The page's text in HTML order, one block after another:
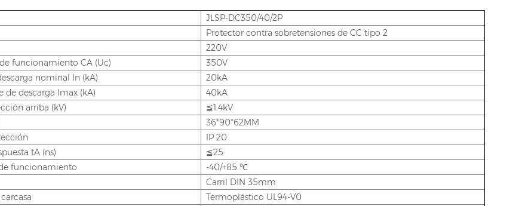
JLSP-DC350/40/2P
Protector contra sobretensiones de CC tipo 2
220V
funcionamiento CA (Uc)
350V
nominal In (kA)
20kA
de descarga Imax (kA)
40kA
arriba (kV)
≦1.4kV
36*90*62MM
IP 20
tA (ns)
≦25
funcionamiento
-40/+85 ℃
Carril DIN 35mm
Termoplástico UL94-V0